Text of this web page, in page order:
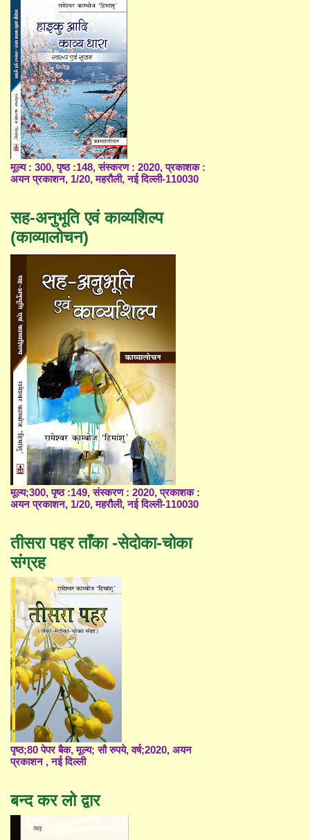
मूल्य : 300, पृष्ठ :148, संस्करण : 2020, प्रकाशक :
अयन प्रकाशन, 1/20, महरौली, नई दिल्ली-110030
सह-अनुभूति एवं काव्यशिल्प
(काव्यालोचन)
मूल्य;300, पृष्ठ :149, संस्करण : 2020, प्रकाशक :
अयन प्रकाशन, 1/20, महरौली, नई दिल्ली-110030
तीसरा पहर ताँका -सेदोका-चोका
संग्रह
पृष्ठ;80 पेपर बैक, मूल्य; सौ रुपये, वर्ष;2020, अयन
प्रकाशन , नई दिल्ली
बन्द कर लो द्वार